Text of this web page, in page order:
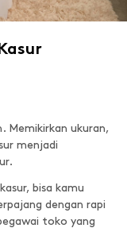
Memikirkan ukuran,
menjadi
bisa kamu
dengan rapi
toko yang